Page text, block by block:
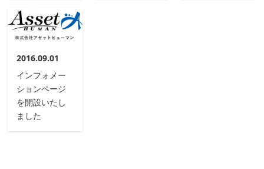
2016.09.01
インフォメー
ションページ
を開設いたし
ました